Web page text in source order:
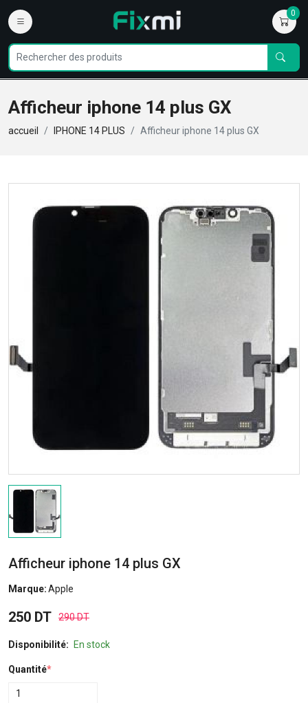
0
Afficheur iphone 14 plus GX
accueil IPHONE 14 PLUS Afficheur iphone 14 plus GX
Afficheur iphone 14 plus GX
Marque:Apple
250 DT 290 DT
Disponibilité: En stock
Quantité*